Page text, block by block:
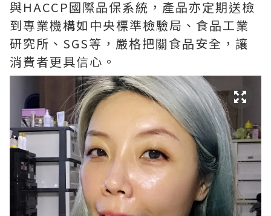
與HACCP國際品保系統，產品亦定期送檢
到專業機構如中央標準檢驗局、食品工業
研究所、SGS等，嚴格把關食品安全，讓
消費者更具信心。